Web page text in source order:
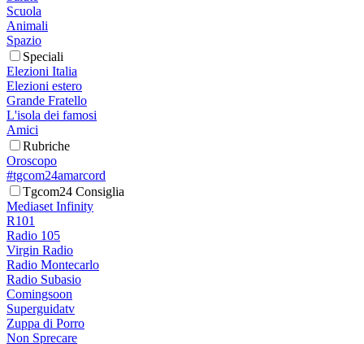
Scuola
Animali
Spazio
Speciali
Elezioni Italia
Elezioni estero
Grande Fratello
L'isola dei famosi
Amici
Rubriche
Oroscopo
#tgcom24amarcord
Tgcom24 Consiglia
Mediaset Infinity
R101
Radio 105
Virgin Radio
Radio Montecarlo
Radio Subasio
Comingsoon
Superguidatv
Zuppa di Porro
Non Sprecare